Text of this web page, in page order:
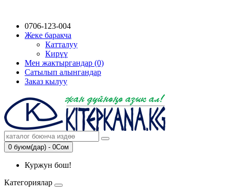
0706-123-004
Жеке баракча
Катталуу
Кирүү
Мен жактыргандар (0)
Сатылып алынгандар
Заказ кылуу
0 буюм(дар) - 0Сом
Куржун бош!
Категориялар